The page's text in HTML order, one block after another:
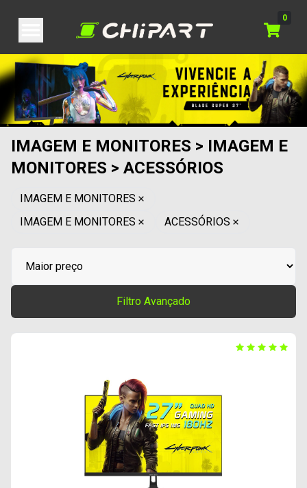
0
IMAGEM E MONITORES > IMAGEM E
MONITORES > ACESSÓRIOS
IMAGEM E MONITORES
IMAGEM E MONITORES
ACESSÓRIOS
Filtro Avançado